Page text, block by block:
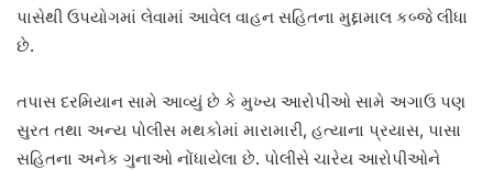
પાસેથી ઉપયોગમાં લેવામાં આવેલ વાહન સહિતના મુદ્દામાલ કબ્જે લીધા
છે.
તપાસ દરમિયાન સામે આવ્યું છે કે મુખ્ય આરોપીઓ સામે અગાઉ પણ
સુરત તથા અન્ય પોલીસ મથકોમાં મારામારી, હત્યાના પ્રયાસ, પાસા
સહિતના અનેક ગુનાઓ નોંધાયેલા છે. પોલીસે ચારેય આરોપીઓને